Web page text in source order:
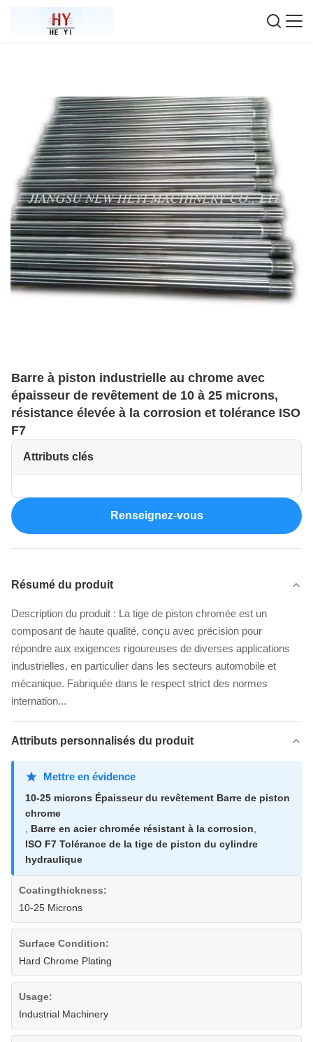
Barre à piston industrielle au chrome avec
épaisseur de revêtement de 10 à 25 microns,
résistance élevée à la corrosion et tolérance ISO
F7
Attributs clés
Renseignez-vous
Résumé du produit
Description du produit : La tige de piston chromée est un
composant de haute qualité, conçu avec précision pour
répondre aux exigences rigoureuses de diverses applications
industrielles, en particulier dans les secteurs automobile et
mécanique. Fabriquée dans le respect strict des normes
internation...
Attributs personnalisés du produit
Mettre en évidence
10-25 microns Épaisseur du revêtement Barre de piston
chrome
Barre en acier chromée résistant à la corrosion
ISO F7 Tolérance de la tige de piston du cylindre
hydraulique
Coatingthickness:
10-25 Microns
Surface Condition:
Hard Chrome Plating
Usage:
Industrial Machinery